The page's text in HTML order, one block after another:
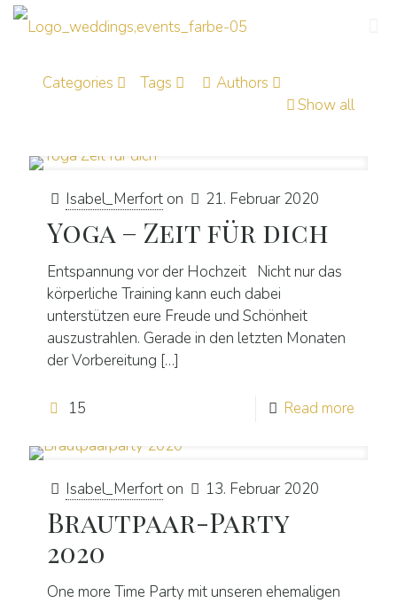
Categories Tags
Authors
Show all
Isabel_Merfort on 21. Februar 2020
Yoga – Zeit für dich
Entspannung vor der Hochzeit Nicht nur das
körperliche Training kann euch dabei
unterstützen eure Freude und Schönheit
auszustrahlen. Gerade in den letzten Monaten
der Vorbereitung […]
15 Read more
Isabel_Merfort on 13. Februar 2020
Brautpaar-Party
2020
One more Time Party mit unseren ehemaligen